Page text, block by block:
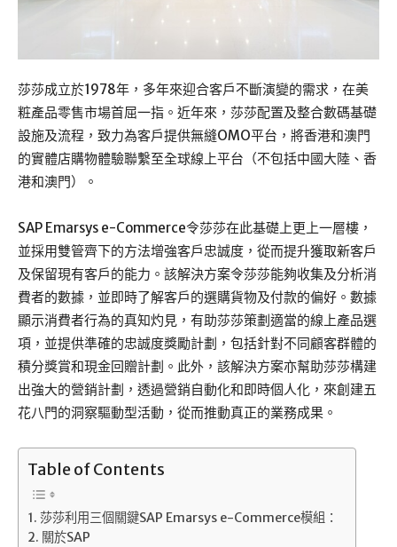
莎莎成立於1978年，多年來迎合客戶不斷演變的需求，在美
粧產品零售市場首屈一指。近年來，莎莎配置及整合數碼基礎
設施及流程，致力為客戶提供無縫OMO平台，將香港和澳門
的實體店購物體驗聯繫至全球線上平台（不包括中國大陸、香
港和澳門）。
SAP Emarsys e-Commerce令莎莎在此基礎上更上一層樓，
並採用雙管齊下的方法增強客戶忠誠度，從而提升獲取新客戶
及保留現有客戶的能力。該解決方案令莎莎能夠收集及分析消
費者的數據，並即時了解客戶的選購貨物及付款的偏好。數據
顯示消費者行為的真知灼見，有助莎莎策劃適當的線上產品選
項，並提供準確的忠誠度獎勵計劃，包括針對不同顧客群體的
積分獎賞和現金回贈計劃。此外，該解決方案亦幫助莎莎構建
出強大的營銷計劃，透過營銷自動化和即時個人化，來創建五
花八門的洞察驅動型活動，從而推動真正的業務成果。
Table of Contents
莎莎利用三個關鍵SAP Emarsys e-Commerce模組：
關於SAP